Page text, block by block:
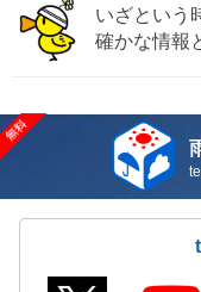
いざという
確かな情報